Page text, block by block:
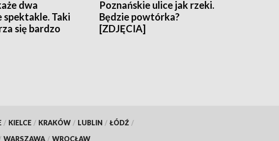
dwa
spektakle. Taki
się bardzo
Poznańskie ulice jak rzeki.
Będzie powtórka?
[ZDJĘCIA]
/ KIELCE / KRAKÓW / LUBLIN / ŁÓDŹ /
WARSZAWA / WROCŁAW